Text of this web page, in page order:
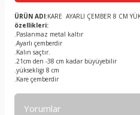
ÜRÜN ADI:KARE AYARLI ÇEMBER 8 CM
özellikleri:
.Paslanmaz metal kaltır
.Ayarlı çemberdir
.Kalın saçtır.
.21cm den -38 cm kadar büyüyebilir
.yüksekligi 8 cm
.Kare çemberdir
Yorumlar